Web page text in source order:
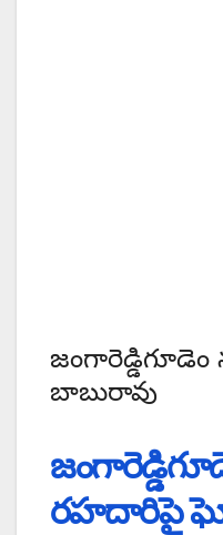
జంగారెడ్డిగూడెం
బాబురావు
రహదారిపై